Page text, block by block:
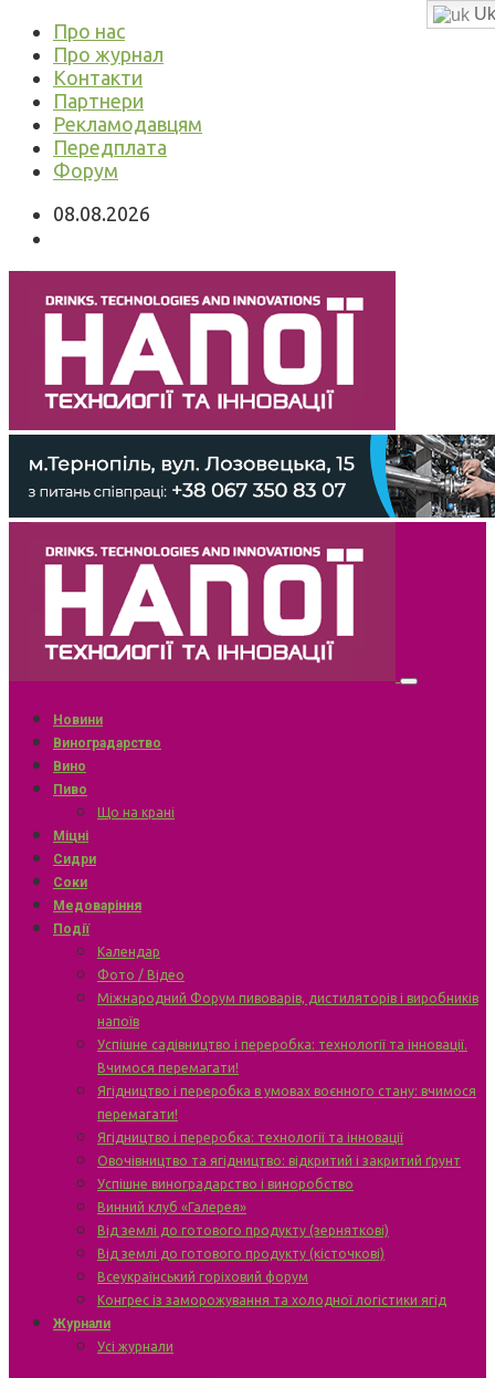
Про нас
Про журнал
Контакти
Партнери
Рекламодавцям
Передплата
Форум
08.08.2026
Новини
Виноградарство
Вино
Пиво
Що на крані
Міцні
Сидри
Соки
Медоваріння
Події
Календар
Фото / Відео
Міжнародний Форум пивоварів, дистиляторів і виробників
напоїв
Успішне садівництво і переробка: технології та інновації.
Вчимося перемагати!
Ягідництво і переробка в умовах воєнного стану: вчимося
перемагати!
Ягідництво і переробка: технології та інновації
Овочівництво та ягідництво: відкритий і закритий ґрунт
Успішне виноградарство і виноробство
Винний клуб «Галерея»
Від землі до готового продукту (зерняткові)
Від землі до готового продукту (кісточкові)
Всеукраїнський горіховий форум
Конгрес із заморожування та холодної логістики ягід
Журнали
Усі журнали